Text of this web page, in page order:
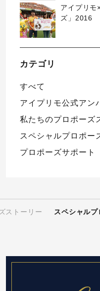
アイプリモ
ズ」2016
カテゴリ
すべて
アイプリモ公式アン
私たちのプロポーズ
スペシャルプロポー
プロポーズサポート
ストーリー スペシャル